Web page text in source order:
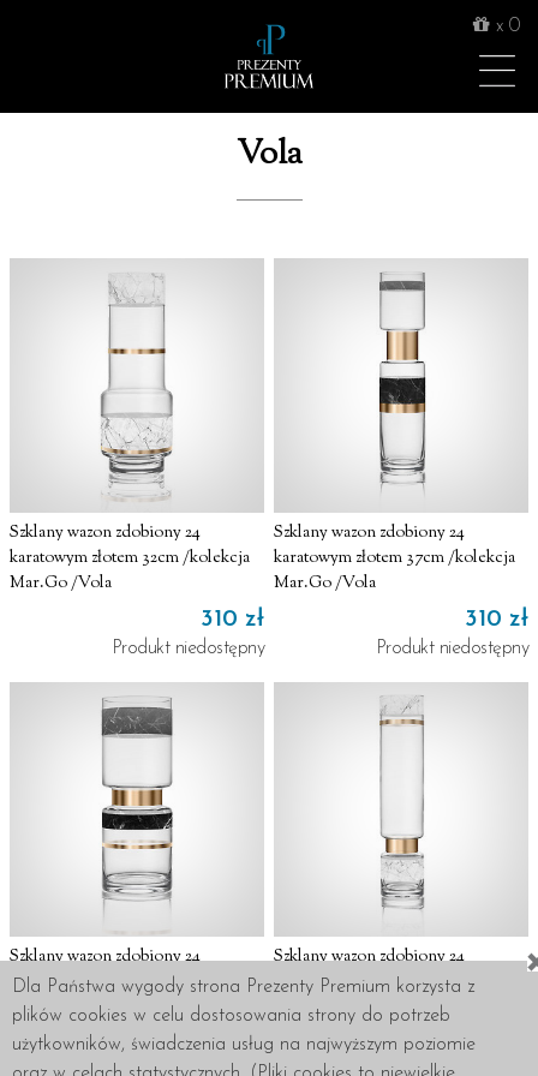
x 0
Vola
Szklany wazon zdobiony 24
karatowym złotem 32cm /kolekcja
Mar.Go /Vola
310 zł
Produkt niedostępny
Szklany wazon zdobiony 24
karatowym złotem 37cm /kolekcja
Mar.Go /Vola
310 zł
Produkt niedostępny
Szklany wazon zdobiony 24
karatowym złotem 40cm /kolekcja
Mar.Go /Vola
400 zł
Szklany wazon zdobiony 24
karatowym złotem 45cm /kolekcja
Mar.Go /Vola
360 zł
Dla Państwa wygody strona Prezenty Premium korzysta z
plików cookies w celu dostosowania strony do potrzeb
użytkowników, świadczenia usług na najwyższym poziomie